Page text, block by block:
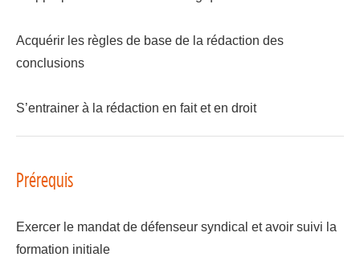
Acquérir les règles de base de la rédaction des
conclusions
S’entrainer à la rédaction en fait et en droit
Prérequis
Exercer le mandat de défenseur syndical et avoir suivi la
formation initiale